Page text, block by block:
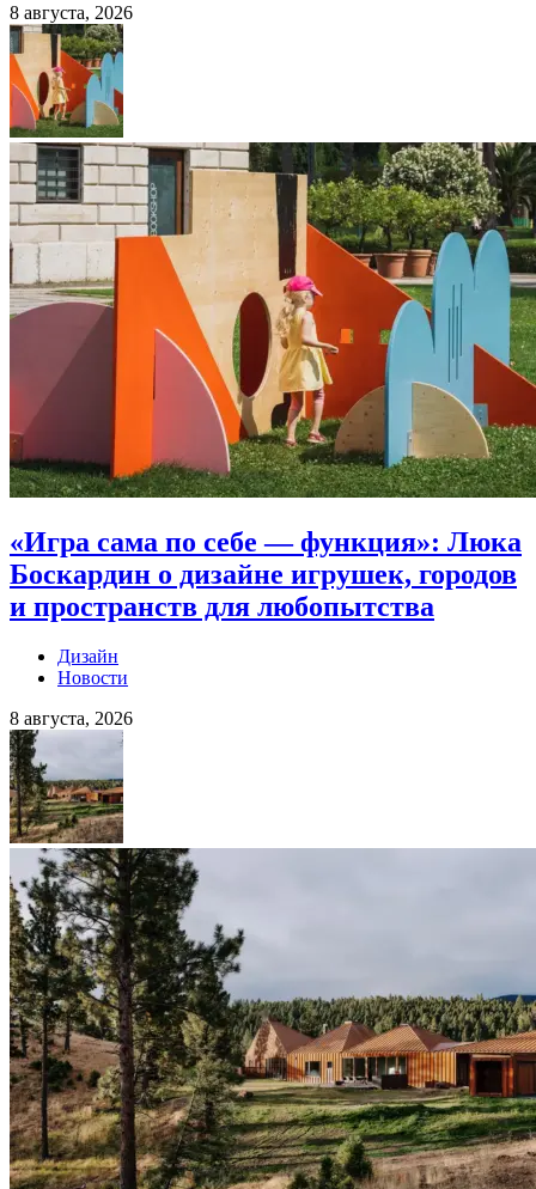
8 августа, 2026
«Игра сама по себе — функция»: Люка
Боскардин о дизайне игрушек, городов
и пространств для любопытства
Дизайн
Новости
8 августа, 2026